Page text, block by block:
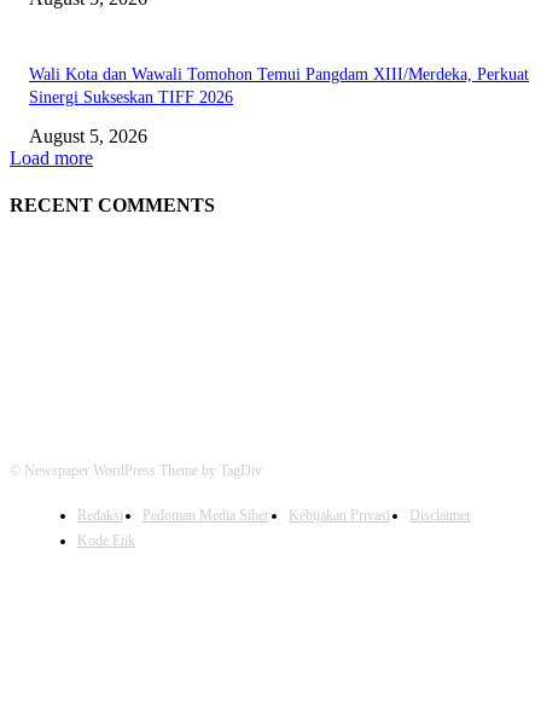
Wali Kota dan Wawali Tomohon Temui Pangdam XIII/Merdeka, Perkuat
Sinergi Sukseskan TIFF 2026
August 5, 2026
Load more
RECENT COMMENTS
© Newspaper WordPress Theme by TagDiv
Redaksi Pedoman Media Siber Kebijakan Privasi
Disclaimer
Kode Etik